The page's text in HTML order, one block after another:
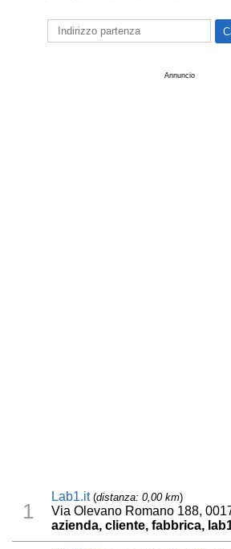
Annuncio
1
Lab1.it(distanza: 0,00 km)
Via Olevano Romano 188,
azienda, cliente, fabbrica,